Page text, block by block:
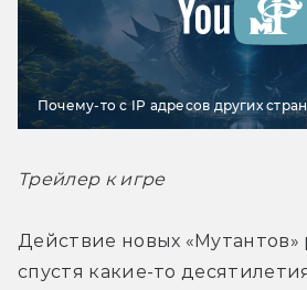
Почему-то с IP адресов других
Трейлер к игре
Действие новых «Мутантов»
спустя какие-то